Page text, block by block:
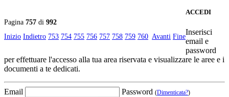
Pagina 757 di 992
Inizio Indietro 753 754 755 756 757 758 759 760 Avanti Fine
ACCEDI
Inserisci
email e
password
per effettuare l'accesso alla tua area riservata e visualizzare le aree e i
documenti a te dedicati.
Email Password (Dimenticata?)